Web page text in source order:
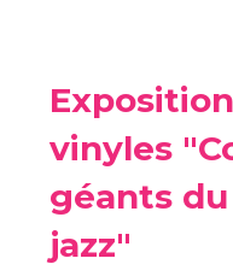
vinyles
géants
jazz"